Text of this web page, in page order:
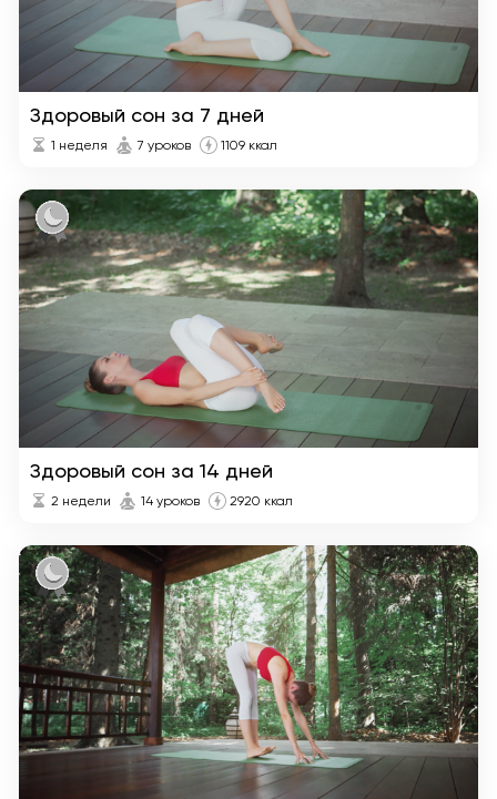
Здоровый сон за 7 дней
1 неделя 7 уроков 1109 ккал
Здоровый сон за 14 дней
2 недели 14 уроков 2920 ккал